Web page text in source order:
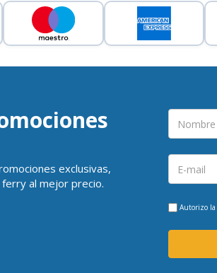
exclusivas,
al mejor precio.
Autorizo la